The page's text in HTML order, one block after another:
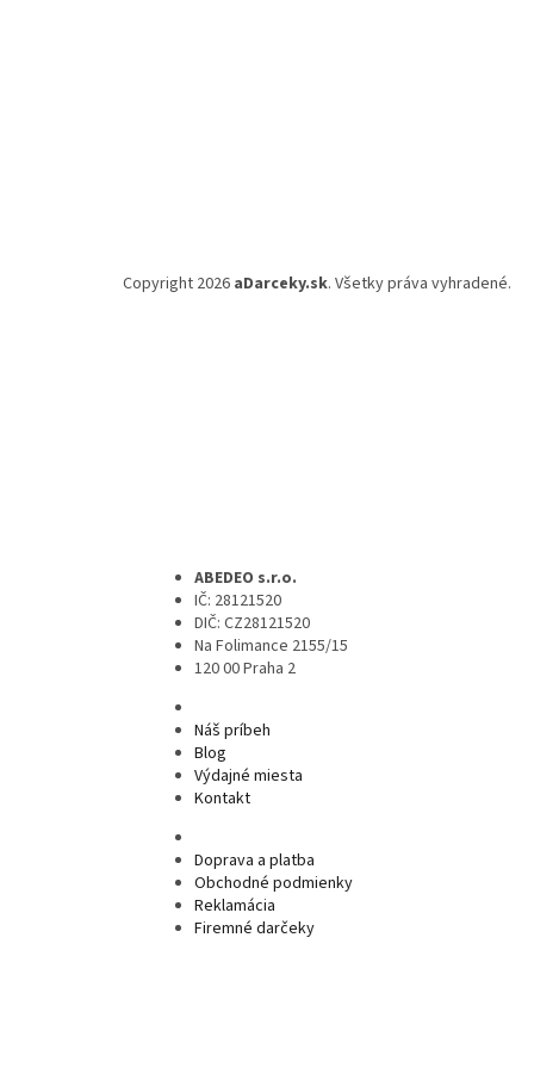
Copyright 2026 aDarceky.sk. Všetky práva vyhradené.
ABEDEO s.r.o.
IČ: 28121520
DIČ: CZ28121520
Na Folimance 2155/15
120 00 Praha 2
Náš príbeh
Blog
Výdajné miesta
Kontakt
Doprava a platba
Obchodné podmienky
Reklamácia
Firemné darčeky